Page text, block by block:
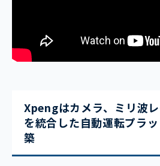
Xpengはカメラ、ミリ波
を統合した自動運転プラ
築